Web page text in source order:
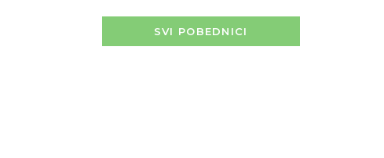
SVI POBEDNICI